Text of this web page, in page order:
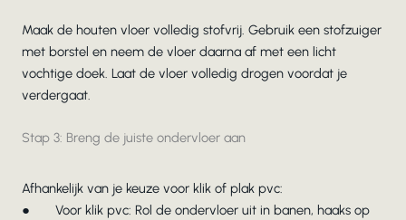
Maak de houten vloer volledig stofvrij. Gebruik een stofzuiger
met borstel en neem de vloer daarna af met een licht
vochtige doek. Laat de vloer volledig drogen voordat je
verdergaat.
Stap 3: Breng de juiste ondervloer aan
Afhankelijk van je keuze voor klik of plak pvc:
● Voor klik pvc: Rol de ondervloer uit in banen, haaks op